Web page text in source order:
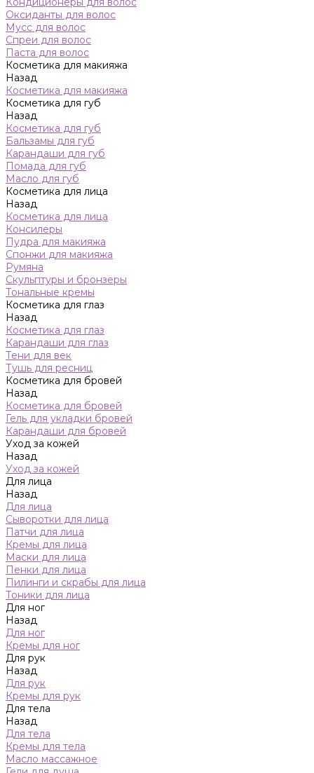
Оксиданты для волос
Мусс для волос
Спреи для волос
Паста для волос
Косметика для макияжа
Назад
Косметика для макияжа
Косметика для губ
Назад
Косметика для губ
Бальзамы для губ
Карандаши для губ
Помада для губ
Масло для губ
Косметика для лица
Назад
Косметика для лица
Консилеры
Пудра для макияжа
Спонжи для макияжа
Румяна
Скульптуры и бронзеры
Тональные кремы
Косметика для глаз
Назад
Косметика для глаз
Карандаши для глаз
Тени для век
Тушь для ресниц
Косметика для бровей
Назад
Косметика для бровей
Гель для укладки бровей
Карандаши для бровей
Уход за кожей
Назад
Уход за кожей
Для лица
Назад
Для лица
Сыворотки для лица
Патчи для лица
Кремы для лица
Маски для лица
Пенки для лица
Пилинги и скрабы для лица
Тоники для лица
Для ног
Назад
Для ног
Кремы для ног
Для рук
Назад
Для рук
Кремы для рук
Для тела
Назад
Для тела
Кремы для тела
Масло массажное